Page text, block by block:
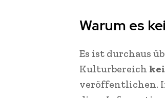
Warum es
Es ist durchaus
Kulturbereich
veröffentlichen.